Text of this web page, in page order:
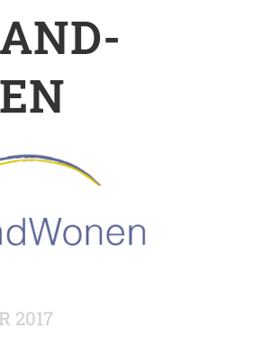
2017